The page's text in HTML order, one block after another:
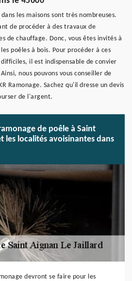
les maisons sont très nombreuses.
de procéder à des travaux de
de chauffage. Donc, vous êtes invités à
poêles à bois. Pour procéder à ces
il est indispensable de convier
nous pouvons vous conseiller de
Ramonage. Sachez qu'il dresse un devis
de l'argent.
de poêle à Saint
les localités avoisinantes dans
devront se faire pour les